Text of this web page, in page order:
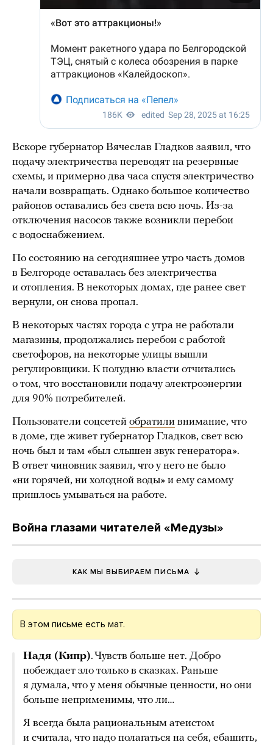
Вскоре губернатор Вячеслав Гладков заявил, что
подачу электричества переводят на резервные
схемы, и примерно два часа спустя электричество
начали возвращать. Однако большое количество
районов оставались без света всю ночь. Из-за
отключения насосов также возникли перебои
с водоснабжением.
По состоянию на сегодняшнее утро часть домов
в Белгороде оставалась без электричества
и отопления. В некоторых домах, где ранее свет
вернули, он снова пропал.
В некоторых частях города с утра не работали
магазины, продолжались перебои с работой
светофоров, на некоторые улицы вышли
регулировщики. К полудню власти отчитались
о том, что восстановили подачу электроэнергии
для 90% потребителей.
Пользователи соцсетей обратили внимание, что
в доме, где живет губернатор Гладков, свет всю
ночь был и там «был слышен звук генератора».
В ответ чиновник заявил, что у него не было
«ни горячей, ни холодной воды» и ему самому
пришлось умываться на работе.
Война глазами читателей «Медузы»
КАК МЫ ВЫБИРАЕМ ПИСЬМА
В этом письме есть мат.
Надя (Кипр). Чувств больше нет. Добро
побеждает зло только в сказках. Раньше
я думала, что у меня обычные ценности, но они
больше неприменимы, что ли…
Я всегда была рациональным атеистом
и считала, что надо полагаться на себя, ебашить,